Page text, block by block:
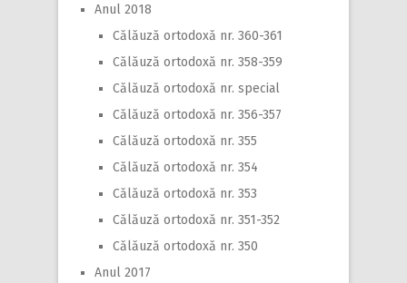
Anul 2018
Călăuză ortodoxă nr. 360-361
Călăuză ortodoxă nr. 358-359
Călăuză ortodoxă nr. special
Călăuză ortodoxă nr. 356-357
Călăuză ortodoxă nr. 355
Călăuză ortodoxă nr. 354
Călăuză ortodoxă nr. 353
Călăuză ortodoxă nr. 351-352
Călăuză ortodoxă nr. 350
Anul 2017